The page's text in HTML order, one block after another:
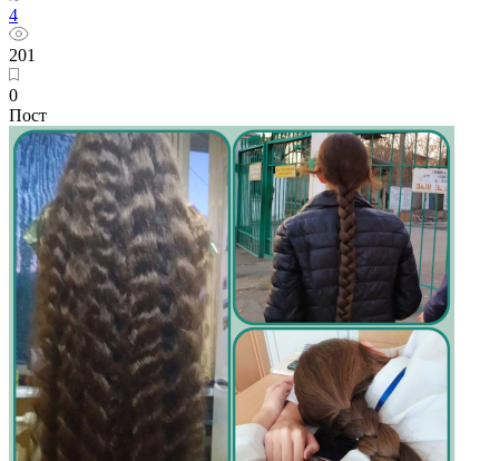
4
201
0
Пост